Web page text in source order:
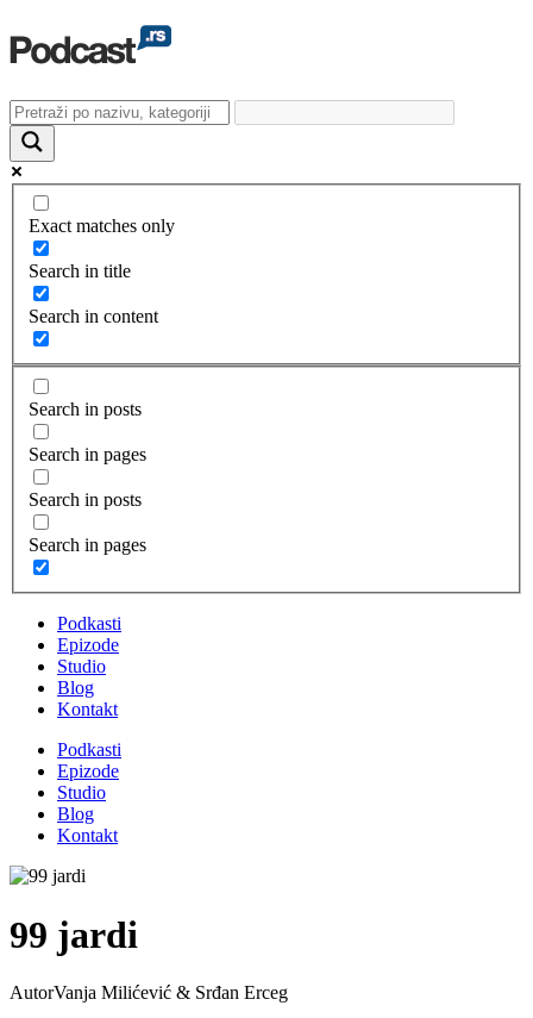
Exact matches only
Search in title
Search in content
Search in posts
Search in pages
Search in posts
Search in pages
Podkasti
Epizode
Studio
Blog
Kontakt
Podkasti
Epizode
Studio
Blog
Kontakt
99 jardi
AutorVanja Milićević & Srđan Erceg